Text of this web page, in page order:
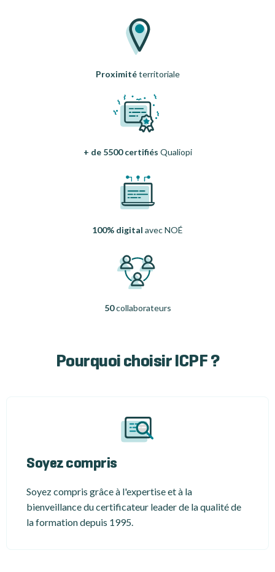
+ de 5500 certifiés Qualiopi
100% digital avec NOÉ
50collaborateurs
Proximitéterritoriale
Pourquoi choisir ICPF ?
Soyez compris
Soyez compris grâce à l'expertise et à la
bienveillance du certificateur leader de la qualité de
la formation depuis 1995.